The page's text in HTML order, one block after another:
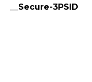
__Secure-3PSID